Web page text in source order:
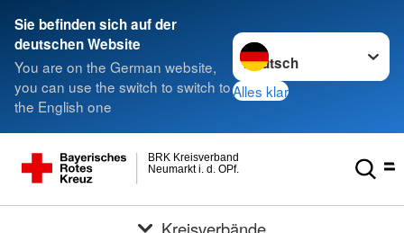
Sie befinden sich auf der
deutschen Website
You are on the German website,
you can use the switch to switch to
the English one
Sprache wechseln zu
Alles klar
Neumarkt i. d. OPf.
BRK Kreisverband
Kreisverbände